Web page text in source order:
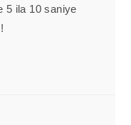
5 ila 10 saniye